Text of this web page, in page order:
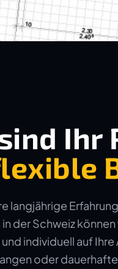
Ihr
langjährige
der Schweiz
individuell auf
oder